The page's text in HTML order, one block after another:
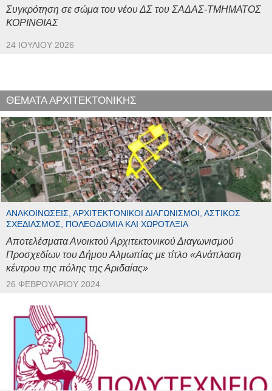
Συγκρότηση σε σώμα του νέου ΔΣ του ΣΑΔΑΣ-ΤΜΗΜΑΤΟΣ
ΚΟΡΙΝΘΙΑΣ
24 ΙΟΥΛΊΟΥ 2026
ΘΕΜΑΤΑ ΑΡΧΙΤΕΚΤΟΝΙΚΗΣ
ΑΝΑΚΟΙΝΏΣΕΙΣ, ΑΡΧΙΤΕΚΤΟΝΙΚΟΊ ΔΙΑΓΩΝΙΣΜΟΊ, ΑΣΤΙΚΌΣ
ΣΧΕΔΙΑΣΜΌΣ, ΠΟΛΕΟΔΟΜΊΑ ΚΑΙ ΧΩΡΟΤΑΞΊΑ
Αποτελέσματα Ανοικτού Αρχιτεκτονικού Διαγωνισμού
Προσχεδίων του Δήμου Αλμωπίας με τίτλο «Ανάπλαση
κέντρου της πόλης της Αριδαίας»
26 ΦΕΒΡΟΥΑΡΊΟΥ 2024